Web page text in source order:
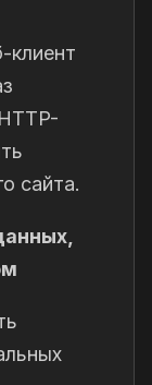
клиент
сайта.